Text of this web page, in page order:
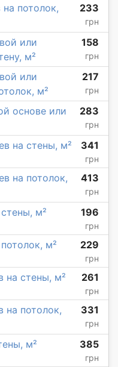
потолок,
233
грн
или
м²
158
грн
или
м²
217
грн
основе или
283
грн
на стены, м² 341
грн
на потолок,
413
грн
м² 196
грн
м² 229
грн
на стены, м² 261
грн
на потолок,
331
грн
м² 385
грн